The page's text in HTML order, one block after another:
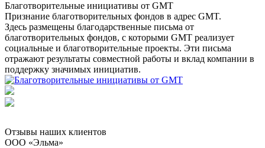
Благотворительные инициативы от GMT
Признание благотворительных фондов в адрес GMT.
Здесь размещены благодарственные письма от
благотворительных фондов, с которыми GMT реализует
социальные и благотворительные проекты. Эти письма
отражают результаты совместной работы и вклад компании в
поддержку значимых инициатив.
Отзывы наших клиентов
ООО «Эльма»